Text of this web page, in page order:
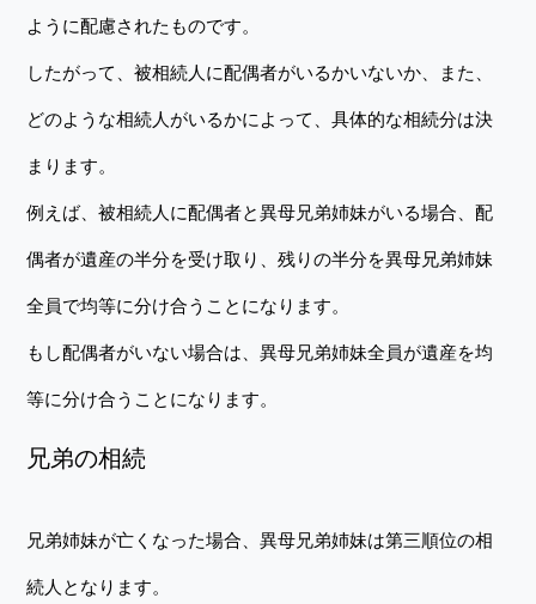
ように配慮されたものです。
したがって、被相続人に配偶者がいるかいないか、また、
どのような相続人がいるかによって、具体的な相続分は決
まります。
例えば、被相続人に配偶者と異母兄弟姉妹がいる場合、配
偶者が遺産の半分を受け取り、残りの半分を異母兄弟姉妹
全員で均等に分け合うことになります。
もし配偶者がいない場合は、異母兄弟姉妹全員が遺産を均
等に分け合うことになります。
兄弟の相続
兄弟姉妹が亡くなった場合、異母兄弟姉妹は第三順位の相
続人となります。